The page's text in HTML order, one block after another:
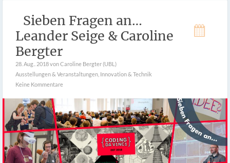
Sieben Fragen an…
Leander Seige & Caroline
Bergter
28. Aug.. 2018von Caroline Bergter (UBL)
Ausstellungen & Veranstaltungen Innovation & Technik
Keine Kommentare